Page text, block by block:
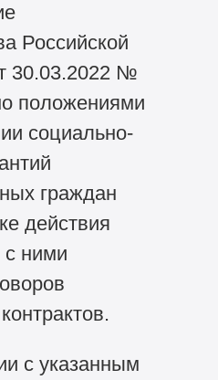
Российской
30.03.2022 №
положениями
социально-
граждан
действия
ними
с указанным